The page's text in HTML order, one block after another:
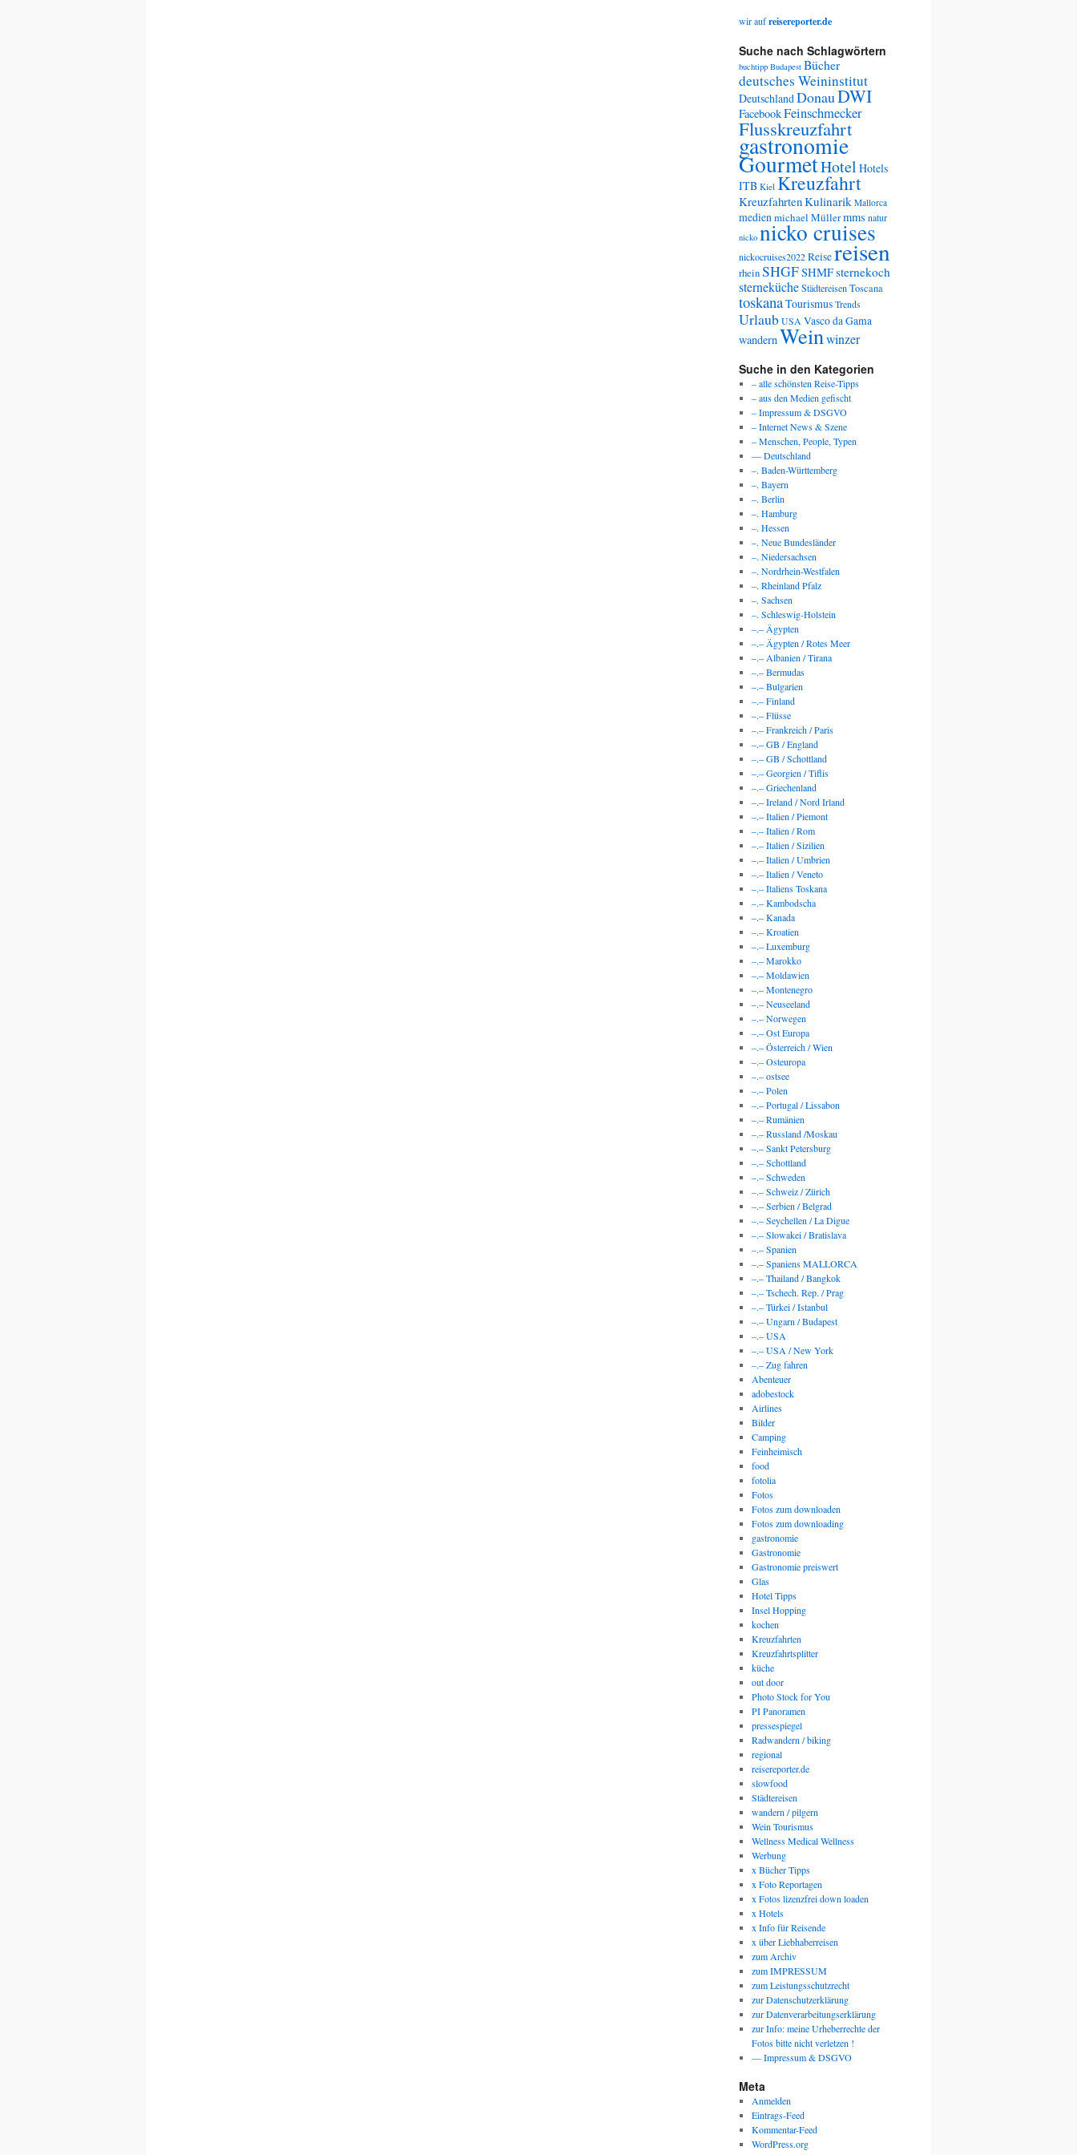
wir aufreisereporter.de
Suche nach Schlagwörtern
buchtipp Budapest Bücher
deutsches Weininstitut
DeutschlandDonauDWI
FacebookFeinschmecker
Flusskreuzfahrt
gastronomie
GourmetHotel Hotels
ITB Kiel Kreuzfahrt
KreuzfahrtenKulinarik Mallorca
medienmichael Müllermms natur
nicko nicko cruises
nickocruises2022Reisereisen
rheinSHGFSHMFsternekoch
sternekücheStädtereisenToscana
toskanaTourismus Trends
Urlaub USA Vasco da Gama
wandernWeinwinzer
Suche in den Kategorien
– alle schönsten Reise-Tipps
– aus den Medien gefischt
– Impressum & DSGVO
– Internet News & Szene
– Menschen, People, Typen
— Deutschland
–. Baden-Württemberg
–. Bayern
–. Berlin
–. Hamburg
–. Hessen
–. Neue Bundesländer
–. Niedersachsen
–. Nordrhein-Westfalen
–. Rheinland Pfalz
–. Sachsen
–. Schleswig-Holstein
–.– Ägypten
–.– Ägypten / Rotes Meer
–.– Albanien / Tirana
–.– Bermudas
–.– Bulgarien
–.– Finland
–.– Flüsse
–.– Frankreich / Paris
–.– GB / England
–.– GB / Schottland
–.– Georgien / Tiflis
–.– Griechenland
–.– Ireland / Nord Irland
–.– Italien / Piemont
–.– Italien / Rom
–.– Italien / Sizilien
–.– Italien / Umbrien
–.– Italien / Veneto
–.– Italiens Toskana
–.– Kambodscha
–.– Kanada
–.– Kroatien
–.– Luxemburg
–.– Marokko
–.– Moldawien
–.– Montenegro
–.– Neuseeland
–.– Norwegen
–.– Ost Europa
–.– Österreich / Wien
–.– Osteuropa
–.– ostsee
–.– Polen
–.– Portugal / Lissabon
–.– Rumänien
–.– Russland /Moskau
–.– Sankt Petersburg
–.– Schottland
–.– Schweden
–.– Schweiz / Zürich
–.– Serbien / Belgrad
–.– Seychellen / La Digue
–.– Slowakei / Bratislava
–.– Spanien
–.– Spaniens MALLORCA
–.– Thailand / Bangkok
–.– Tschech. Rep. / Prag
–.– Türkei / Istanbul
–.– Ungarn / Budapest
–.– USA
–.– USA / New York
–.– Zug fahren
Abenteuer
adobestock
Airlines
Bilder
Camping
Feinheimisch
food
fotolia
Fotos
Fotos zum downloaden
Fotos zum downloading
gastronomie
Gastronomie
Gastronomie preiswert
Glas
Hotel Tipps
Insel Hopping
kochen
Kreuzfahrten
Kreuzfahrtsplitter
küche
out door
Photo Stock for You
PI Panoramen
pressespiegel
Radwandern / biking
regional
reisereporter.de
slowfood
Städtereisen
wandern / pilgern
Wein Tourismus
Wellness Medical Wellness
Werbung
x Bücher Tipps
x Foto Reportagen
x Fotos lizenzfrei down loaden
x Hotels
x Info für Reisende
x über Liebhaberreisen
zum Archiv
zum IMPRESSUM
zum Leistungsschutzrecht
zur Datenschutzerklärung
zur Datenverarbeitungserklärung
zur Info: meine Urheberrechte der
Fotos bitte nicht verletzen !
— Impressum & DSGVO
Meta
Anmelden
Eintrags-Feed
Kommentar-Feed
WordPress.org